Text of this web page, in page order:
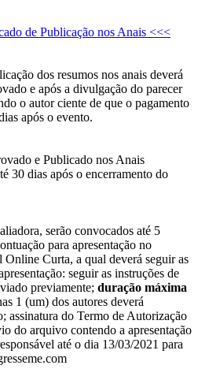
de Publicação nos Anais <<<
dos resumos nos anais deverá
e após a divulgação do parecer
o autor ciente de que o pagamento
após o evento.
e Publicado nos Anais
30 dias após o encerramento do
serão convocados até 5
para apresentação no
Curta, a qual deverá seguir as
seguir as instruções de
previamente; duração máxima
1 (um) dos autores deverá
assinatura do Termo de Autorização
do arquivo contendo a apresentação
até o dia 13/03/2021 para